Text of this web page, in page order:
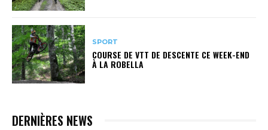
SPORT
COURSE DE VTT DE DESCENTE CE WEEK-END
À LA ROBELLA
DERNIÈRES NEWS